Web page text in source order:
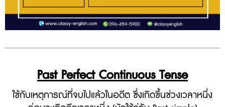
PastPerfectContinuousTense
ใช้กับเหตุการณ์ที่จบไปแล้วในอดีต ซึ่งเกิดขึ้นช่วงเวลาหนึ่ง